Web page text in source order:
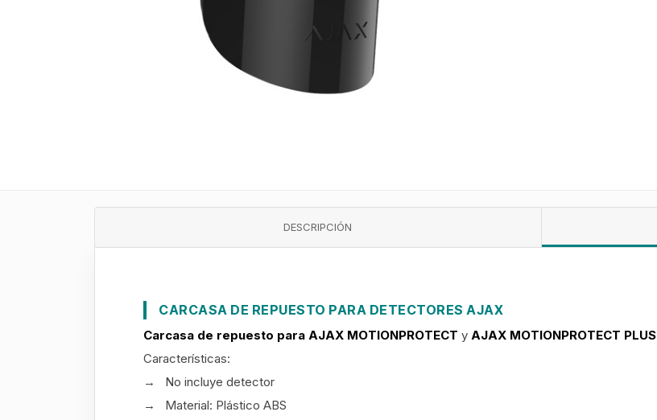
DESCRIPCIÓN
CARCASA DE REPUESTO PARA DETECTORES AJAX
Carcasa de repuesto para AJAX MOTIONPROTECT y AJAX MOTIONPROTECT PLUS
Características:
→ No incluye detector
→ Material: Plástico ABS